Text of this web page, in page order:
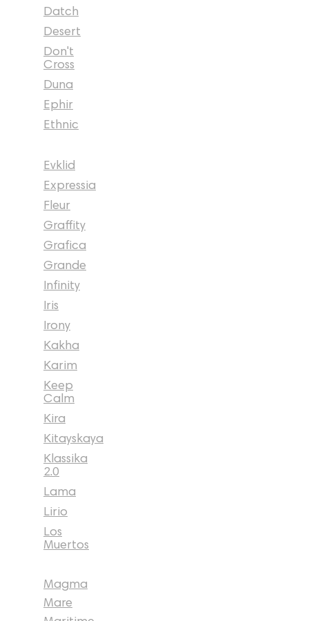
Datch
Desert
Don't
Cross
Duna
Ephir
Ethnic
Evklid
Expressia
Fleur
Graffity
Grafica
Grande
Infinity
Iris
Irony
Kakha
Karim
Keep
Calm
Kira
Kitayskaya
Klassika
2.0
Lama
Lirio
Los
Muertos
Magma
Mare